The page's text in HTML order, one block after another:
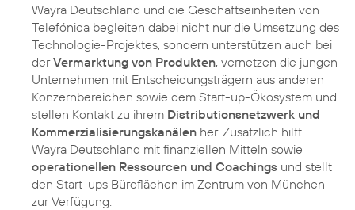
Wayra Deutschland und die Geschäftseinheiten von
Telefónica begleiten dabei nicht nur die Umsetzung des
Technologie-Projektes, sondern unterstützen auch bei
derVermarktung von Produkten, vernetzen die jungen
Unternehmen mit Entscheidungsträgern aus anderen
Konzernbereichen sowie dem Start-up-Ökosystem und
stellen Kontakt zu ihrem Distributionsnetzwerk und
Kommerzialisierungskanälen her. Zusätzlich hilft
Wayra Deutschland mit finanziellen Mitteln sowie
operationellen Ressourcen und Coachings und stellt
den Start-ups Büroflächen im Zentrum von München
zur Verfügung.